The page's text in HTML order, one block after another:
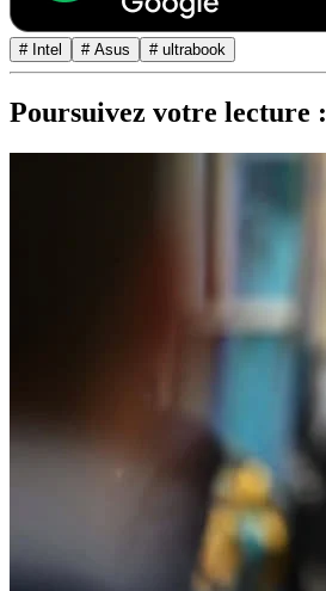
# Intel # Asus # ultrabook
Poursuivez votre lecture :